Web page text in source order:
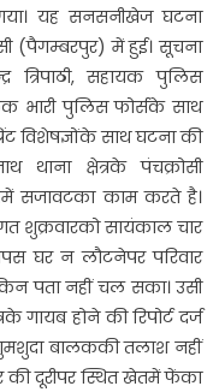
यह सनसनीखेज घटना
(पैगम्बरपुर) में हुई। सूचना
त्रिपाठी, सहायक पुलिस
भारी पुलिस फोर्सके साथ
विशेषज्ञोंके साथ घटना की
थाना क्षेत्रके पंचक्रोसी
सजावटका काम करते है।
शुक्रवारको सायंकाल चार
घर न लौटनेपर परिवार
पता नहीं चल सका। उसी
गायब होने की रिपोर्ट दर्ज
बालककी तलाश नहीं
की दूरीपर स्थित खेतमें फेंका